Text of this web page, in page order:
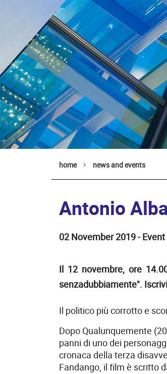
home news and events
Antonio
02 November 2019 -
Il 12 novembre, ore
senzadubbiamente".
Il politico più corrotto e
Dopo Qualunquemente
panni di uno dei
cronaca della terza
Fandango, il film è scritto